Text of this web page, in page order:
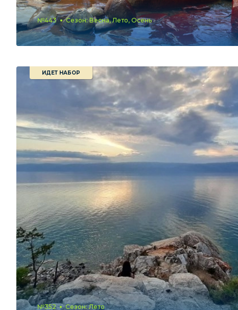
№443 Сезон: Весна, Лето, Осень
ИДЕТ НАБОР
№352 Сезон: Лето